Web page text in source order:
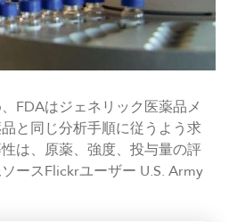
FDAはジェネリック医薬品メ
と同じ分析手順に従うよう求
は、原薬、強度、投与量の評
ースFlickrユーザー U.S. Army